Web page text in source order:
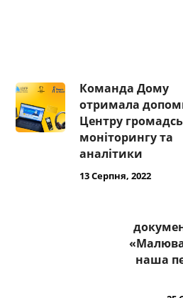
Команда Дому
отримала
Центру
моніторингу та
аналітики
13 Серпня, 2022
наша